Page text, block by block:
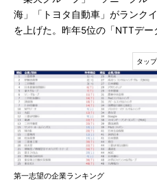
海」「トヨタ自動車」がランク
を上げた。昨年5位の「NTTデー
第一志望の企業ランキング